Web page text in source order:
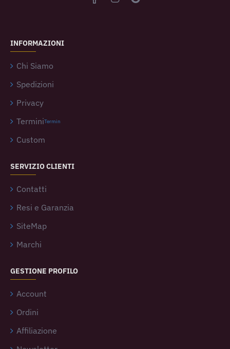
INFORMAZIONI
Chi Siamo
Spedizioni
Privacy
TerminiTermin
Custom
SERVIZIO CLIENTI
Contatti
Resi e Garanzia
SiteMap
Marchi
GESTIONE PROFILO
Account
Ordini
Affiliazione